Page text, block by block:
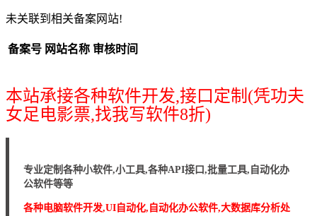
未关联到相关备案网站!
备案号 网站名称 审核时间
本站承接各种软件开发,接口定制(凭功夫
女足电影票,找我写软件8折)
专业定制各种小软件,小工具,各种API接口,批量工具,自动化办
公软件等等
各种电脑软件开发,UI自动化,自动化办公软件,大数据库分析处